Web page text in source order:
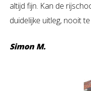
altijd fijn. Kan de
duidelijke uitleg, nooit
Simon M.